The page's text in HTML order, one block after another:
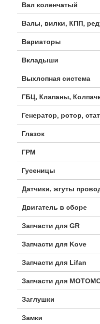
Вал коленчатый
Валы, вилки, КПП,
Вариаторы
Вкладыши
Выхлопная система
ГБЦ, Клапаны,
Генератор, ротор,
Глазок
ГРМ
Гусеницы
Датчики, жгуты
Двигатель в сборе
Запчасти для GR
Запчасти для Kove
Запчасти для Lifan
Запчасти для
Заглушки
Замки